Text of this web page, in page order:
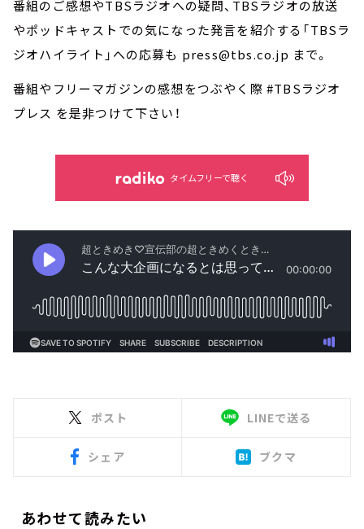
番組のご感想やTBSラジオへの疑問、TBSラジオの放送
やポッドキャストでの気になった発言を紹介する「TBSラ
ジオハイライト」への応募も press@tbs.co.jp まで。
番組やフリーマガジンの感想をつぶやく際 #TBSラジオ
プレス を是非つけて下さい！
タイムフリーで聴く
ポスト LINEで送る
シェア ブクマ
あわせて読みたい